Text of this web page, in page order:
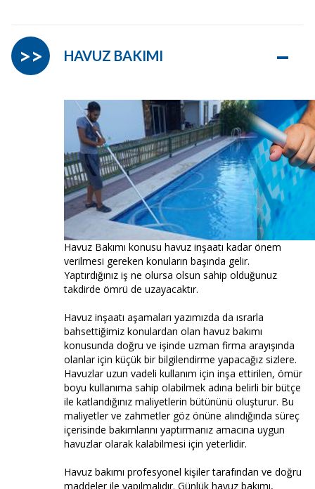
HAVUZ BAKIMI –
>>
Havuz Bakımı konusu havuz inşaatı kadar önem
verilmesi gereken konuların başında gelir.
Yaptırdığınız iş ne olursa olsun sahip olduğunuz
takdirde ömrü de uzayacaktır.
Havuz inşaatı aşamaları yazımızda da ısrarla
bahsettiğimiz konulardan olan havuz bakımı
konusunda doğru ve işinde uzman firma arayışında
olanlar için küçük bir bilgilendirme yapacağız sizlere.
Havuzlar uzun vadeli kullanım için inşa ettirilen, ömür
boyu kullanıma sahip olabilmek adına belirli bir bütçe
ile katlandığınız maliyetlerin bütününü oluşturur. Bu
maliyetler ve zahmetler göz önüne alındığında süreç
içerisinde bakımlarını yaptırmanız amacına uygun
havuzlar olarak kalabilmesi için yeterlidir.
Havuz bakımı profesyonel kişiler tarafından ve doğru
maddeler ile yapılmalıdır. Günlük havuz bakımı,